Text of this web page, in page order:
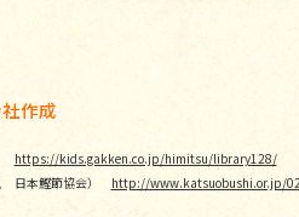
作成
https://kids.gakken.co.jp/himitsu/library128/
日本鰹節協会） http://www.katsuobushi.or.jp/